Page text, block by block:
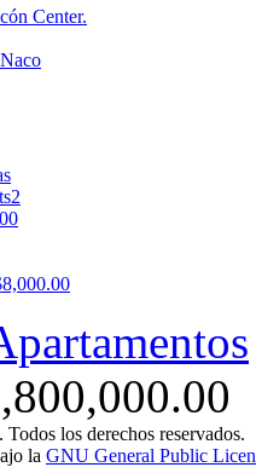
Center.
los derechos reservados.
la GNU General Public